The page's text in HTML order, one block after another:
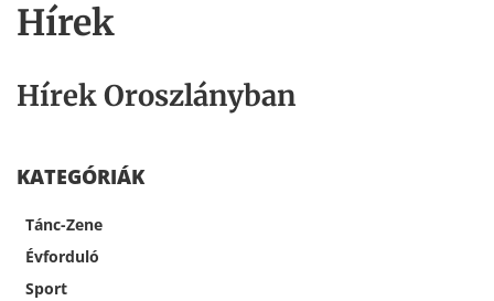
Hírek
Hírek Oroszlányban
KATEGÓRIÁK
Tánc-Zene
Évforduló
Sport